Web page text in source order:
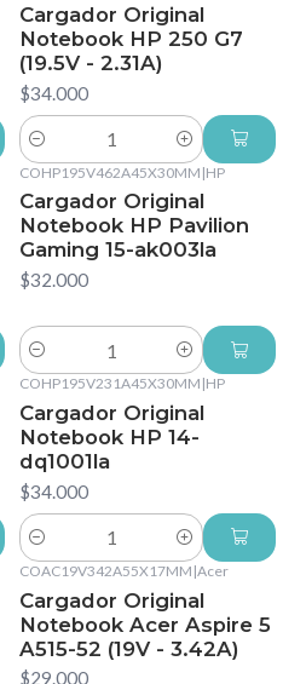
Cargador Original
Notebook HP 250 G7
(19.5V - 2.31A)
$34.000
Cantidad
COHP195V462A45X30MM |HP
Cargador Original
Notebook HP Pavilion
Gaming 15-ak003la
$32.000
Cantidad
COHP195V231A45X30MM |HP
Cargador Original
Notebook HP 14-
dq1001la
$34.000
Cantidad
COAC19V342A55X17MM |Acer
Cargador Original
Notebook Acer Aspire 5
A515-52 (19V - 3.42A)
$29.000